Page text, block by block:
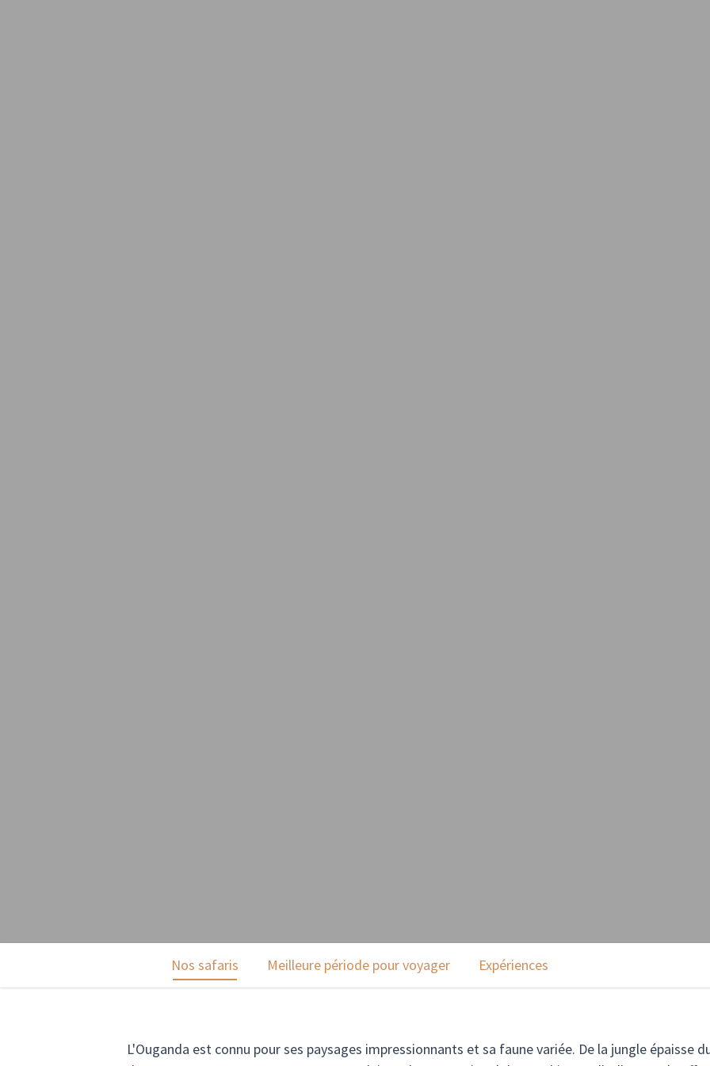
Nos safaris Meilleure période pour voyager Expériences
L'Ouganda est connu pour ses paysages impressionnants et sa faune variée. De la jungle épaisse